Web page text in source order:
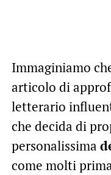
Immaginiamo
articolo di
letterario
che decida di
personalissima
come molti